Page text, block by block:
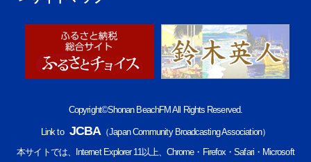
Copyright©Shonan BeachFM All Rights Reserved.
Link to JCBA（Japan Community Broadcasting Association）
本サイトでは、Internet Explorer 11以上、Chrome・Firefox・Safari・Microsoft